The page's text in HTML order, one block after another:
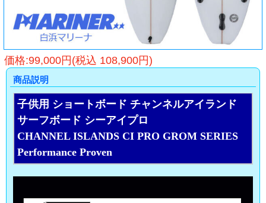
価格:99,000円(税込 108,900円)
商品説明
子供用 ショートボード チャンネルアイランド
サーフボード シーアイプロ
CHANNEL ISLANDS CI PRO GROM SERIES
Performance Proven